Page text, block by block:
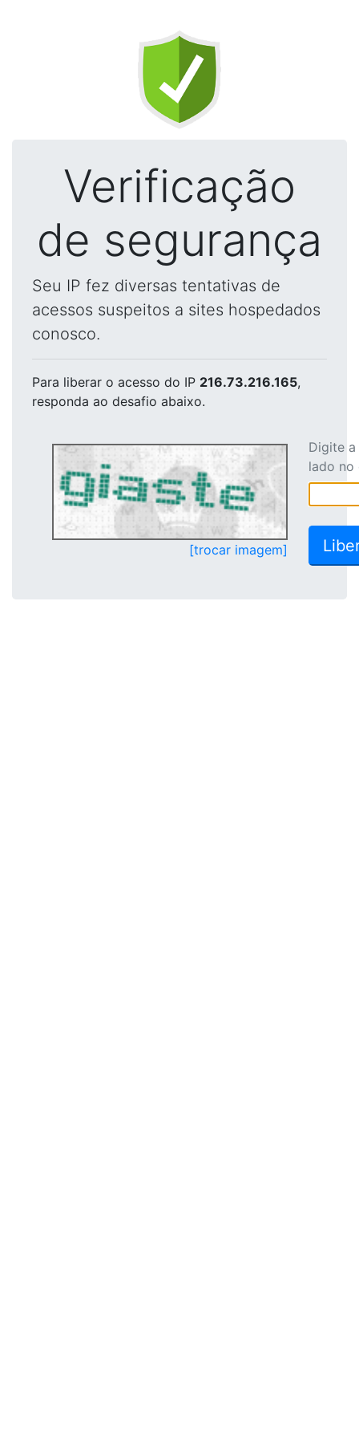
Verificação
de segurança
Seu IP fez diversas tentativas de
acessos suspeitos a sites hospedados
conosco.
Para liberar o acesso do IP 216.73.216.165,
responda ao desafio abaixo.
[trocar imagem]
Digite
lado no